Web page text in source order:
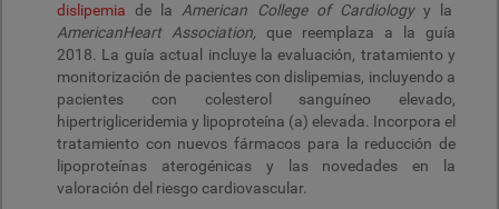
dislipemia de la American College of Cardiology y la
AmericanHeart Association, que reemplaza a la guía
2018. La guía actual incluye la evaluación, tratamiento y
monitorización de pacientes con dislipemias, incluyendo a
pacientes con colesterol sanguíneo elevado,
hipertrigliceridemia y lipoproteína (a) elevada. Incorpora el
tratamiento con nuevos fármacos para la reducción de
lipoproteínas aterogénicas y las novedades en la
valoración del riesgo cardiovascular.